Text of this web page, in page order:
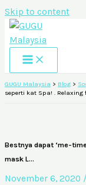
Skip to content
GUGU Malaysia > Blog >
seperti kat Spa! . Relaxing
Bestnya dapat ‘me-
mask L…
November 6, 2020 /